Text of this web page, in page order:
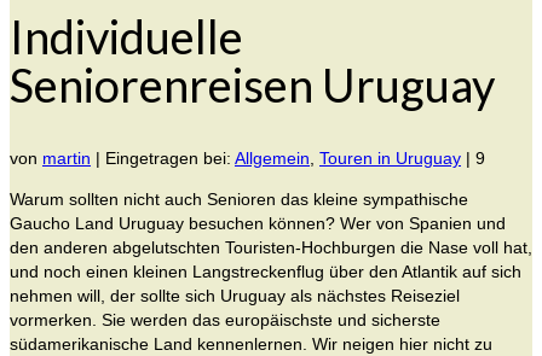
Individuelle
Seniorenreisen Uruguay
von martin | Eingetragen bei: Allgemein Touren in Uruguay | 9
Warum sollten nicht auch Senioren das kleine sympathische
Gaucho Land Uruguay besuchen können? Wer von Spanien und
den anderen abgelutschten Touristen-Hochburgen die Nase voll hat,
und noch einen kleinen Langstreckenflug über den Atlantik auf sich
nehmen will, der sollte sich Uruguay als nächstes Reiseziel
vormerken. Sie werden das europäischste und sicherste
südamerikanische Land kennenlernen. Wir neigen hier nicht zu